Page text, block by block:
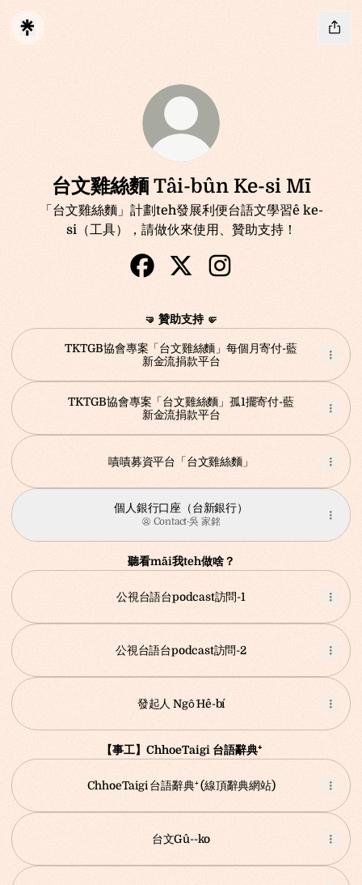
台文雞絲麵 Tâi-bûn Ke-si Mī
「台文雞絲麵」計劃teh發展利便台語文學習ê ke-
si（工具），請做伙來使用、贊助支持！
🤜 贊助支持 🤛
TKTGB協會專案「台文雞絲麵」每個月寄付-藍
新金流捐款平台
TKTGB協會專案「台文雞絲麵」孤1擺寄付-藍
新金流捐款平台
嘖嘖募資平台「台文雞絲麵」
個人銀行口座（台新銀行）
Contact·吳 家銘
聽看māi我teh做啥？
公視台語台podcast訪問-1
公視台語台podcast訪問-2
發起人 Ngô͘ Hê-bí
【事工】ChhoeTaigi 台語辭典⁺
ChhoeTaigi 台語辭典⁺ (線頂辭典網站)
台文Gû--ko